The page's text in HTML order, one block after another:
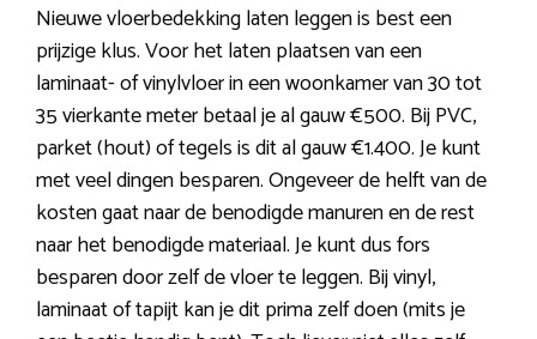
Nieuwe vloerbedekking laten leggen is best een
prijzige klus. Voor het laten plaatsen van een
laminaat- of vinylvloer in een woonkamer van 30 tot
35 vierkante meter betaal je al gauw €500. Bij PVC,
parket (hout) of tegels is dit al gauw €1.400. Je kunt
met veel dingen besparen. Ongeveer de helft van de
kosten gaat naar de benodigde manuren en de rest
naar het benodigde materiaal. Je kunt dus fors
besparen door zelf de vloer te leggen. Bij vinyl,
laminaat of tapijt kan je dit prima zelf doen (mits je